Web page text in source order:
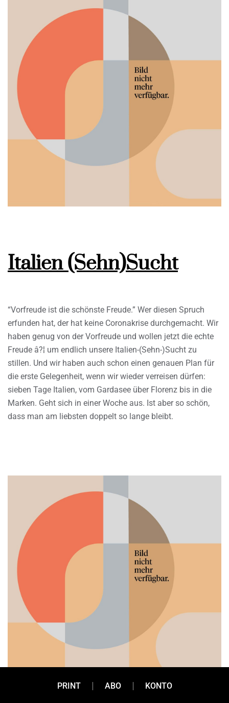
Italien (Sehn)Sucht
“Vorfreude ist die schönste Freude.” Wer diesen Spruch
erfunden hat, der hat keine Coronakrise durchgemacht. Wir
haben genug von der Vorfreude und wollen jetzt die echte
Freude â?¦ um endlich unsere Italien-(Sehn-)Sucht zu
stillen. Und wir haben auch schon einen genauen Plan für
die erste Gelegenheit, wenn wir wieder verreisen dürfen:
sieben Tage Italien, vom Gardasee über Florenz bis in die
Marken. Geht sich in einer Woche aus. Ist aber so schön,
dass man am liebsten doppelt so lange bleibt.
PRINT ABO KONTO